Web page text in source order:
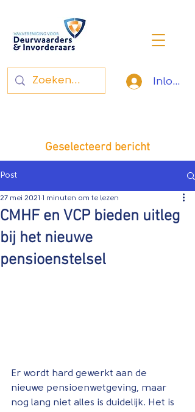
Inloggen
Geselecteerd bericht
Post
CMHF en VCP bieden uitleg
bij het nieuwe
pensioenstelsel
27 mei 2021 1 minuten om te lezen
Er wordt hard gewerkt aan de
nieuwe pensioenwetgeving, maar
nog lang niet alles is duidelijk. Het is